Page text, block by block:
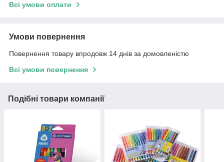
Всі умови оплати
Умови повернення
Повернення товару впродовж 14 днів за домовленістю
Всі умови повернення
Подібні товари компанії